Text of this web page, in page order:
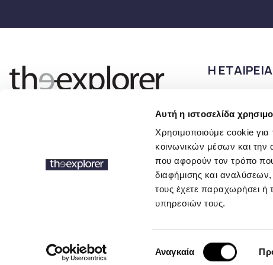
Αυτή η ιστοσελίδα
Χρησιμοποιούμε cookie για
κοινωνικών μέσων και την
που αφορούν τον τρόπο
διαφήμισης και
τους έχετε παραχωρήσει ή
υπηρεσιών τους.
συγκατάθεσης
Αναγκαία
Η ΕΤΑΙΡΕΙΑ
Πολιτική
Επικοινωνία
Copyright 2026 © the-explorer